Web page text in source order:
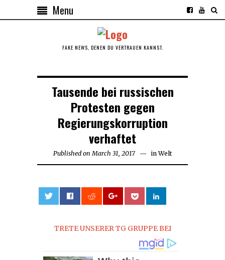
Menu
FAKE NEWS, DENEN DU VERTRAUEN KANNST.
Tausende bei russischen
Protesten gegen
Regierungskorruption
verhaftet
Published on March 31, 2017 in Welt
TRETE UNSERER TG GRUPPE BEI